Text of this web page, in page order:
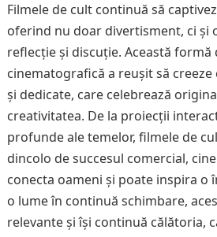
Filmele de cult continuă să
oferind nu doar divertisment, ci și
reflecție și discuție. Această formă
cinematografică a reușit să
și dedicate, care celebrează
creativitatea. De la proiecții
profunde ale temelor, filmele de
dincolo de succesul comercial,
conecta oameni și poate inspira o
o lume în continuă schimbare,
relevante și își continuă călătoria,